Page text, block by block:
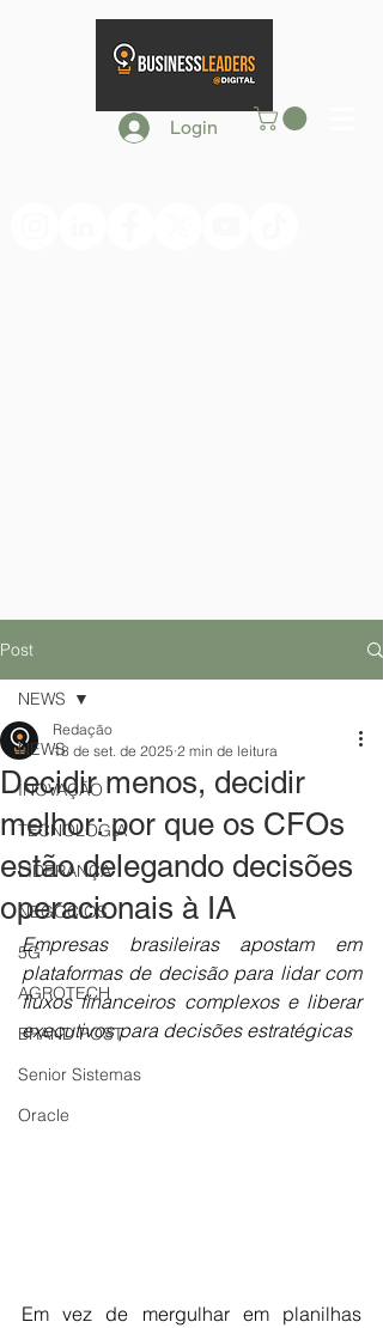
Login
Post
NEWS
INOVAÇÃO
TECNOLOGIA
LIDERANÇA
NEGÓCIOS
5G
AGROTECH
BRAND POST
Senior Sistemas
Oracle
NEWS
Decidir menos, decidir
melhor: por que os CFOs
estão delegando decisões
operacionais à IA
Redação
18 de set. de 2025 2 min de leitura
Empresas brasileiras apostam em
plataformas de decisão para lidar com
fluxos financeiros complexos e liberar
executivos para decisões estratégicas
Em vez de mergulhar em planilhas